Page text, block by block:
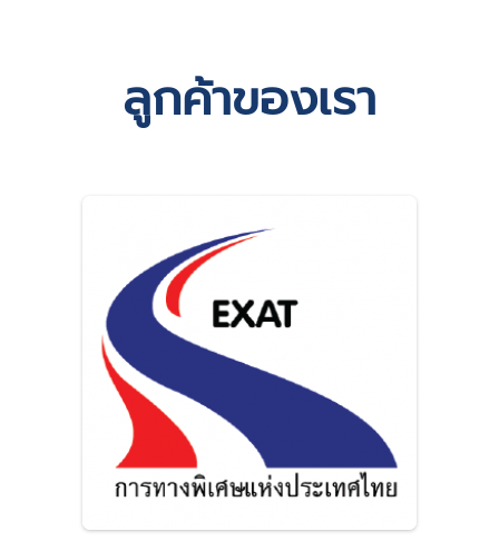
ลูกค้าของเรา